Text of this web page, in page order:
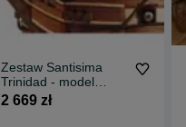
Zestaw Santisima
Trinidad - model
drewniany i dodatki
2 669 zł